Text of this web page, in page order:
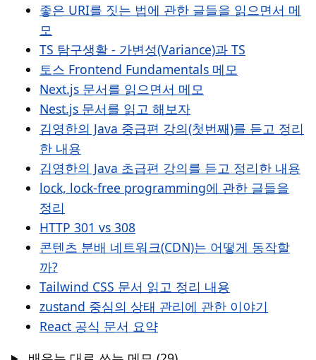
좋은 URI를 짓는 법에 관한 글들을 읽으면서 메
모
TS 탐구생활 - 가변성(Variance)과 TS
토스 Frontend Fundamentals 메모
Next.js 문서를 읽으면서 메모
Nest.js 문서를 읽고 해보자
김영한의 Java 중급편 강의(첫번째)를 듣고 정리
한 내용
김영한의 Java 초급편 강의를 듣고 정리한 내용
lock, lock-free programming에 관한 글들을
정리
HTTP 301 vs 308
콘텐츠 분배 네트워크(CDN)는 어떻게 동작할
까?
Tailwind CSS 문서 읽고 정리 내용
zustand 중심의 상태 관리에 관한 이야기
React 공식 문서 요약